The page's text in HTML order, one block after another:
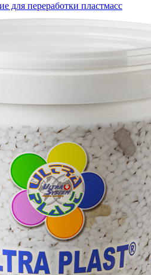
для переработки пластмасс